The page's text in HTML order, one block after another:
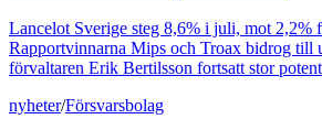
Lancelot Sverige steg 8,6% i juli, mot 2,2%
Rapportvinnarna Mips och Troax bidrog till
förvaltaren Erik Bertilsson fortsatt stor
nyheter/Försvarsbolag